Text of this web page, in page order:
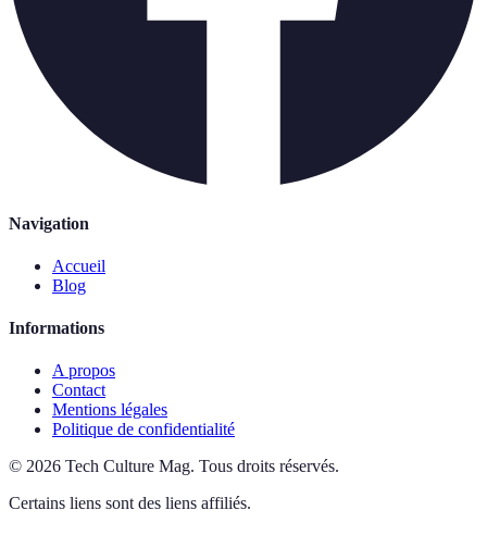
Navigation
Accueil
Blog
Informations
A propos
Contact
Mentions légales
Politique de confidentialité
© 2026 Tech Culture Mag. Tous droits réservés.
Certains liens sont des liens affiliés.